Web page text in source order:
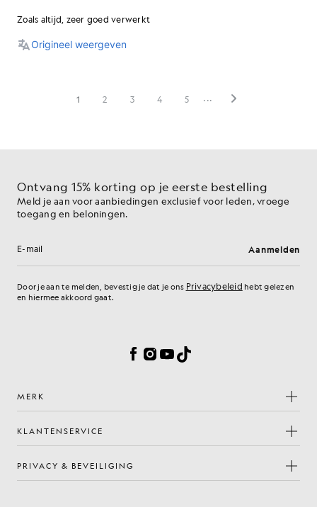
Ontvang 15% korting op je eerste bestelling
Meld je aan voor aanbiedingen exclusief voor leden, vroege
toegang en beloningen.
E-mailadres Aanmelden
Door je aan te melden, bevestig je dat je ons Privacybeleid hebt gelezen
en hiermee akkoord gaat.
Facebook
Instagram
YouTube
TikTok
MERK
KLANTENSERVICE
PRIVACY & BEVEILIGING